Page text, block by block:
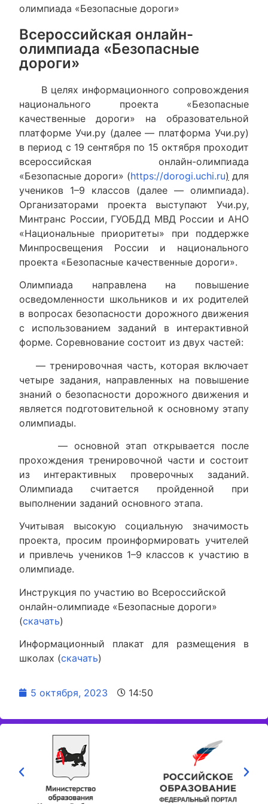
олимпиада «Безопасные дороги»
Всероссийская онлайн-
олимпиада «Безопасные
дороги»
В целях информационного сопровождения
национального проекта «Безопасные
качественные дороги» на образовательной
платформе Учи.ру (далее — платформа Учи.ру)
в период с 19 сентября по 15 октября проходит
всероссийская онлайн-олимпиада
«Безопасные дороги» (https://dorogi.uchi.ru) для
учеников 1–9 классов (далее — олимпиада).
Организаторами проекта выступают Учи.ру,
Минтранс России, ГУОБДД МВД России и АНО
«Национальные приоритеты» при поддержке
Минпросвещения России и национального
проекта «Безопасные качественные дороги».
Олимпиада направлена на повышение
осведомленности школьников и их родителей
в вопросах безопасности дорожного движения
с использованием заданий в интерактивной
форме. Соревнование состоит из двух частей:
— тренировочная часть, которая включает
четыре задания, направленных на повышение
знаний о безопасности дорожного движения и
является подготовительной к основному этапу
олимпиады.
— основной этап открывается после
прохождения тренировочной части и состоит
из интерактивных проверочных заданий.
Олимпиада считается пройденной при
выполнении заданий основного этапа.
Учитывая высокую социальную значимость
проекта, просим проинформировать учителей
и привлечь учеников 1–9 классов к участию в
олимпиаде.
Инструкция по участию во Всероссийской
онлайн-олимпиаде «Безопасные дороги»
(скачать)
Информационный плакат для размещения в
школах (скачать)
5 октября, 2023 14:50